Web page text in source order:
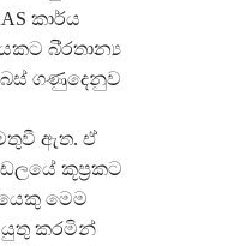
කාර්ය
බි‍්‍රතාන්‍ය
ගණුදෙනුව
ඇත. ඒ
කූප‍්‍රකට
මෙම
කරමින්